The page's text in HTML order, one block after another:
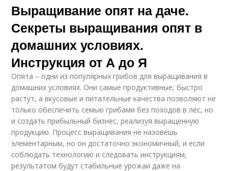
Выращивание опят на даче.
Секреты выращивания опят в
домашних условиях.
Инструкция от А до Я
Опята – одни из популярных грибов для выращивания в
домашних условиях. Они самые продуктивные, быстро
растут, а вкусовые и питательные качества позволяют не
только обеспечить семью грибами без походов в лес, но
и создать прибыльный бизнес, реализуя выращенную
продукцию. Процесс выращивания не назовешь
элементарным, но он достаточно экономичный, и если
соблюдать технологию и следовать инструкциям,
результатом будут стабильные урожаи даже на